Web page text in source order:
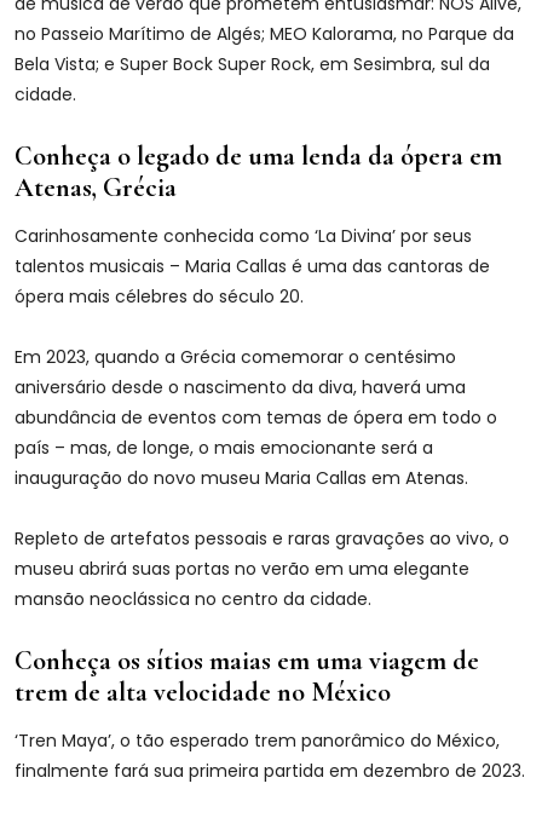
no Passeio Marítimo de Algés; MEO Kalorama, no Parque da
Bela Vista; e Super Bock Super Rock, em Sesimbra, sul da
cidade.
Conheça o legado de uma lenda da ópera em
Atenas, Grécia
Carinhosamente conhecida como ‘La Divina’ por seus
talentos musicais – Maria Callas é uma das cantoras de
ópera mais célebres do século 20.
Em 2023, quando a Grécia comemorar o centésimo
aniversário desde o nascimento da diva, haverá uma
abundância de eventos com temas de ópera em todo o
país – mas, de longe, o mais emocionante será a
inauguração do novo museu Maria Callas em Atenas.
Repleto de artefatos pessoais e raras gravações ao vivo, o
museu abrirá suas portas no verão em uma elegante
mansão neoclássica no centro da cidade.
Conheça os sítios maias em uma viagem de
trem de alta velocidade no México
‘Tren Maya’, o tão esperado trem panorâmico do México,
finalmente fará sua primeira partida em dezembro de 2023.